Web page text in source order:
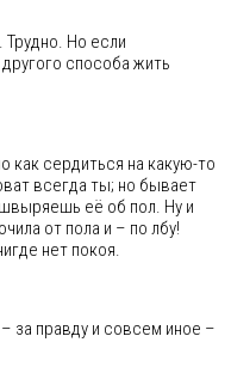
Трудно. Но если
способа жить
как сердиться на какую-то
всегда ты; но бывает
её об пол. Ну и
от пола и – по лбу!
нет покоя.
за правду и совсем иное –